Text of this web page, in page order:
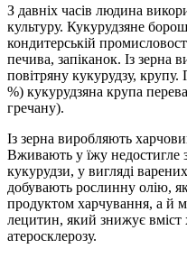
З давніх часів людина
культуру. Кукурудзяне
кондитерській
печива, запіканок. Із зерна
повітряну кукурудзу,
%) кукурудзяна крупа
гречану).
Із зерна виробляють
Вживають у їжу недостигле
кукурудзи, у вигляді
добувають рослинну олію,
продуктом харчування, а й
лецитин, який знижує вміст
атеросклерозу.